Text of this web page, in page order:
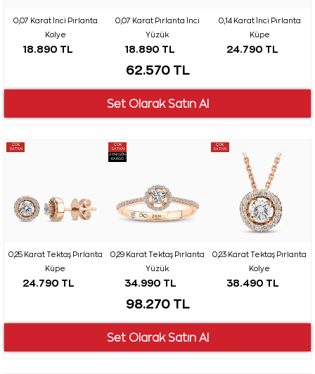
0,07 Karat İnci Pırlanta
Kolye
18.890 TL
0,07 Karat Pırlanta İnci
Yüzük
18.890 TL
0,14 Karat İnci Pırlanta
Küpe
24.790 TL
62.570 TL
ÇOK
SATAN
0,25 Karat Tektaş Pırlanta
Küpe
24.790 TL
ÇOK
SATAN
AYNI GÜN
KARGO
0,29 Karat Tektaş Pırlanta
Yüzük
34.990 TL
ÇOK
SATAN
0,23 Karat Tektaş Pırlanta
Kolye
38.490 TL
98.270 TL